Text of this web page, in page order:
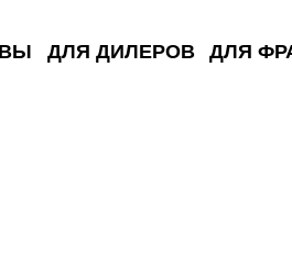
ДЛЯ ДИЛЕРОВ ДЛЯ